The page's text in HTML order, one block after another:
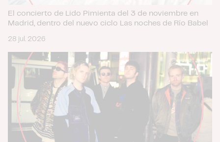
partir del uso que haya hecho de sus servicios.
El concierto de Lido Pimienta del 3 de noviembre en
Madrid, dentro del nuevo ciclo Las noches de Río Babel
28 jul. 2026